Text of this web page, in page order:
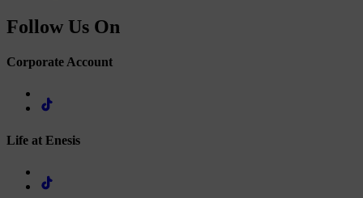
Follow Us On
Corporate Account
Life at Enesis